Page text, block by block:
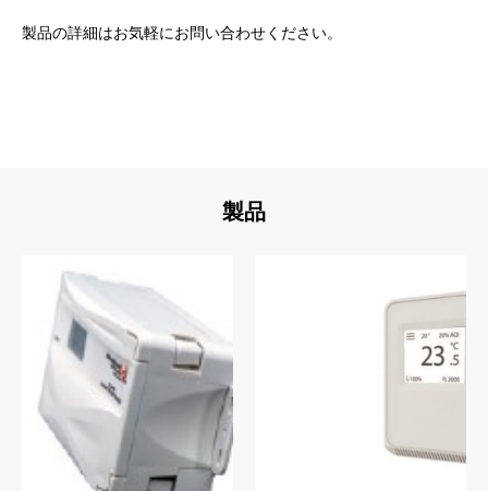
製品の詳細はお気軽にお問い合わせください。
製品